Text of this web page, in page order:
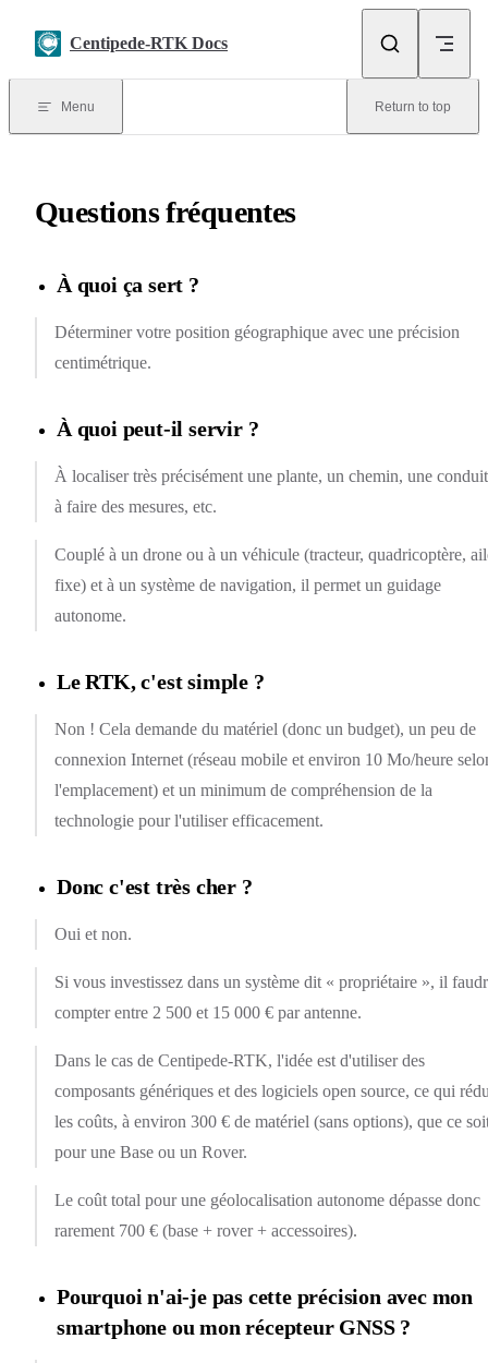
Centipede-RTK Docs
Menu Return to top
Questions fréquentes
À quoi ça sert ?
Déterminer votre position géographique avec une précision
centimétrique.
À quoi peut-il servir ?
À localiser très précisément une plante, un chemin, une
à faire des mesures, etc.
Couplé à un drone ou à un véhicule (tracteur, quadricoptère,
fixe) et à un système de navigation, il permet un guidage
autonome.
Le RTK, c'est simple ?
Non ! Cela demande du matériel (donc un budget), un peu de
connexion Internet (réseau mobile et environ 10 Mo/heure
l'emplacement) et un minimum de compréhension de la
technologie pour l'utiliser efficacement.
Donc c'est très cher ?
Oui et non.
Si vous investissez dans un système dit « propriétaire », il
compter entre 2 500 et 15 000 € par antenne.
Dans le cas de Centipede-RTK, l'idée est d'utiliser des
composants génériques et des logiciels open source, ce qui
les coûts, à environ 300 € de matériel (sans options), que ce
pour une Base ou un Rover.
Le coût total pour une géolocalisation autonome dépasse donc
rarement 700 € (base + rover + accessoires).
Pourquoi n'ai-je pas cette précision avec mon
smartphone ou mon récepteur GNSS ?